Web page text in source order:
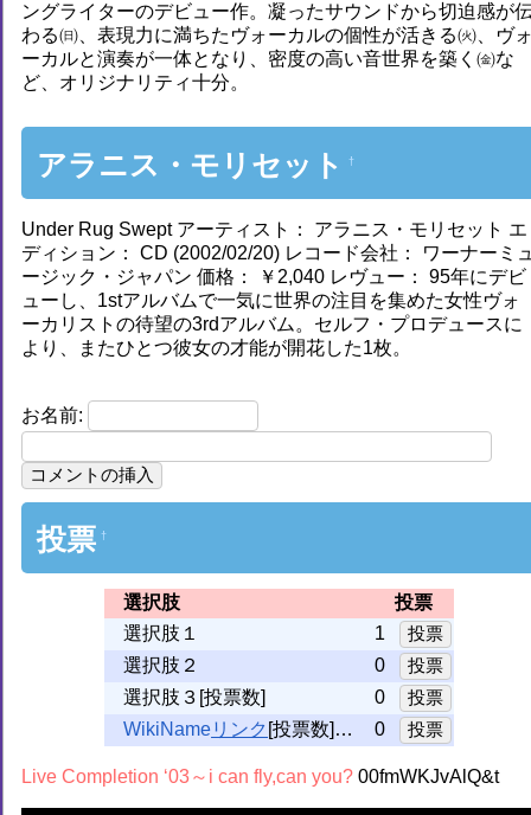
ングライターのデビュー作。凝ったサウンドから切迫感が
わる㈰、表現力に満ちたヴォーカルの個性が活きる㈫、ヴ
ーカルと演奏が一体となり、密度の高い音世界を築く㈮な
ど、オリジナリティ十分。
アラニス・モリセット †
Under Rug Swept アーティスト： アラニス・モリセット エ
ディション： CD (2002/02/20) レコード会社： ワーナーミ
ージック・ジャパン 価格： ￥2,040 レヴュー： 95年にデビ
ューし、1stアルバムで一気に世界の注目を集めた女性ヴォ
ーカリストの待望の3rdアルバム。セルフ・プロデュースに
より、またひとつ彼女の才能が開花した1枚。
お名前:
投票 †
選択肢
投票
選択肢１
1
選択肢２
0
選択肢３[投票数]
0
WikiName
[投票数]… 0
Live Completion ‘03～i can fly,can you? 00fmWKJvAlQ&t